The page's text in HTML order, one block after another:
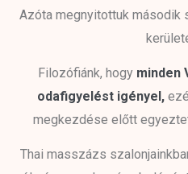
Azóta megnyitottuk második
Filozófiánk, hogy minden
odafigyelést igényel,
megkezdése előtt
Thai masszázs